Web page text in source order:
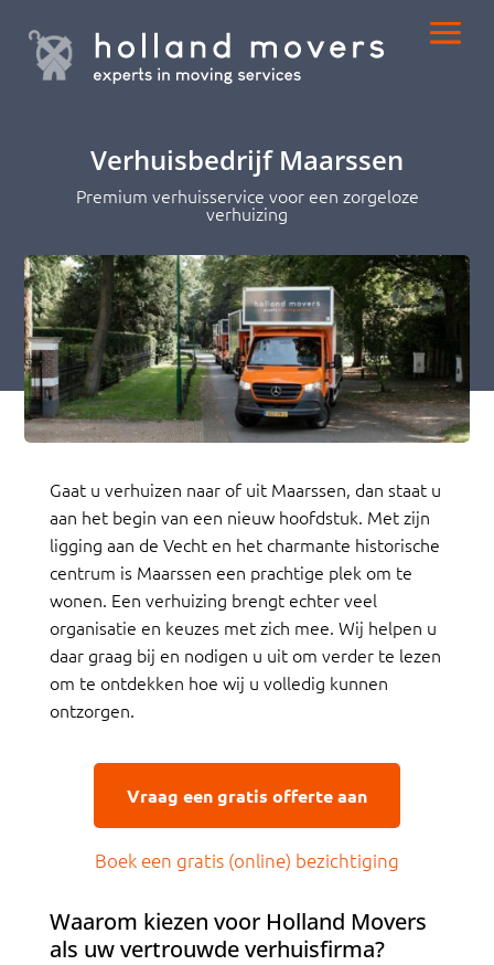
Verhuisbedrijf Maarssen
Premium verhuisservice voor een zorgeloze
verhuizing
Gaat u verhuizen naar of uit Maarssen, dan staat u
aan het begin van een nieuw hoofdstuk. Met zijn
ligging aan de Vecht en het charmante historische
centrum is Maarssen een prachtige plek om te
wonen. Een verhuizing brengt echter veel
organisatie en keuzes met zich mee. Wij helpen u
daar graag bij en nodigen u uit om verder te lezen
om te ontdekken hoe wij u volledig kunnen
ontzorgen.
Vraag een gratis offerte aan
Boek een gratis (online) bezichtiging
Waarom kiezen voor Holland Movers
als uw vertrouwde verhuisfirma?